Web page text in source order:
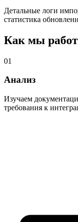
Детальные логи
статистика
Как мы
01
Анализ
Изучаем
требования к